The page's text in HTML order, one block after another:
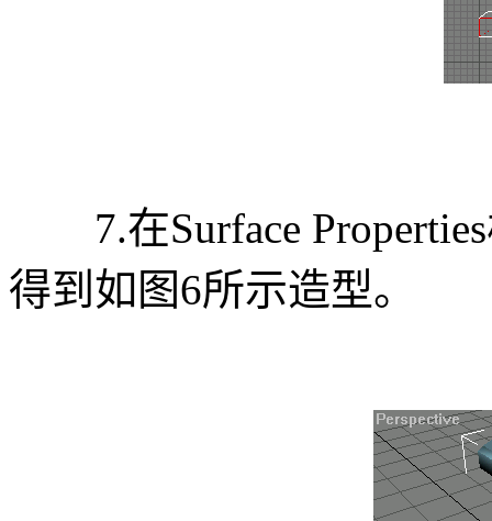
7.在Surface Properties
得到如图6所示造型。